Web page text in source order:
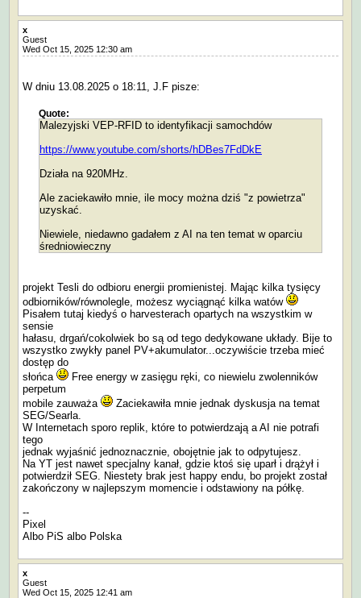
x
Guest
Wed Oct 15, 2025 12:30 am
W dniu 13.08.2025 o 18:11, J.F pisze:
Quote:
Malezyjski VEP-RFID to identyfikacji samochdów
https://www.youtube.com/shorts/hDBes7FdDkE
Działa na 920MHz.
Ale zaciekawiło mnie, ile mocy można dziś "z powietrza"
uzyskać.
Niewiele, niedawno gadałem z AI na ten temat w oparciu
średniowieczny
projekt Tesli do odbioru energii promienistej. Mając kilka tysięcy
odbiorników/równolegle, możesz wyciągnąć kilka watów
Pisałem tutaj kiedyś o harvesterach opartych na wszystkim w
sensie
hałasu, drgań/cokolwiek bo są od tego dedykowane układy. Bije to
wszystko zwykły panel PV+akumulator...oczywiście trzeba mieć
dostęp do
słońca
Free energy w zasięgu ręki, co niewielu zwolenników
perpetum
mobile zauważa
Zaciekawiła mnie jednak dyskusja na temat
SEG/Searla.
W Internetach sporo replik, które to potwierdzają a AI nie potrafi
tego
jednak wyjaśnić jednoznacznie, obojętnie jak to odpytujesz.
Na YT jest nawet specjalny kanał, gdzie ktoś się uparł i drążył i
potwierdził SEG. Niestety brak jest happy endu, bo projekt został
zakończony w najlepszym momencie i odstawiony na półkę.
--
Pixel
Albo PiS albo Polska
x
Guest
Wed Oct 15, 2025 12:41 am